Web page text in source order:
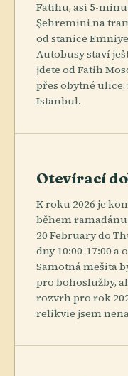
Fatihu, asi 5-
Şehremini na
od stanice
Autobusy staví
jdete od Fatih
přes obytné
Istanbul.
Otevírací
K roku 2026 je
během
20 February do
dny 10:00-17:00 a
Samotná mešita
pro bohoslužby,
rozvrh pro rok
relikvie jsem